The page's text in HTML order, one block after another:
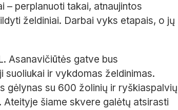
– perplanuoti takai, atnaujintos
želdiniai. Darbai vyks etapais, o jų
Asanavičiūtės gatve bus
suoliukai ir vykdomas želdinimas.
gėlynas su 600 žolinių ir ryškiaspalvių
šiame skvere galėtų atsirasti